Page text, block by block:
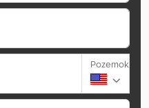
Pozemok